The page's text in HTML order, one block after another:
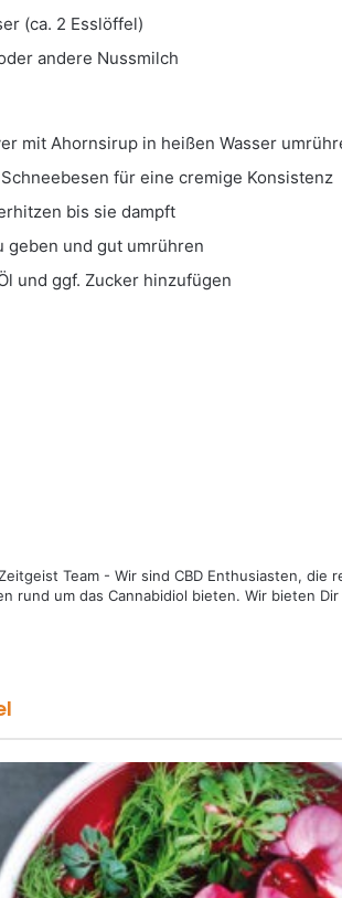
(ca. 2 Esslöffel)
andere Nussmilch
mit Ahornsirup in heißen Wasser
für eine cremige Konsistenz
bis sie dampft
geben und gut umrühren
und ggf. Zucker hinzufügen
Team - Wir sind CBD Enthusiasten,
rund um das Cannabidiol bieten. Wir bieten